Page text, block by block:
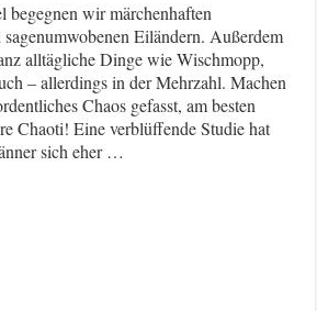
begegnen wir märchenhaften
Eiländern. Außerdem
alltägliche Dinge wie Wischmopp,
– allerdings in der Mehrzahl. Machen
Chaos gefasst, am besten
Chaoti! Eine verblüffende Studie hat
sich eher …